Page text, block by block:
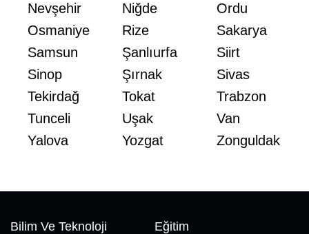
Nevşehir
Niğde
Ordu
Osmaniye
Rize
Sakarya
Samsun
Şanlıurfa
Siirt
Sinop
Şırnak
Sivas
Tekirdağ
Tokat
Trabzon
Tunceli
Uşak
Van
Yalova
Yozgat Zonguldak
Bilim Ve Teknoloji
Eğitim